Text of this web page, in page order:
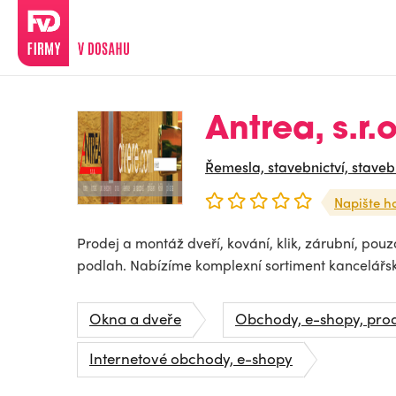
Antrea,
Řemesla, stavebnictví,
Napište
Prodej a montáž dveří, kování, klik, zárubní,
podlah. Nabízíme komplexní sortiment
Okna a dveře
Obchody, e-shopy,
Internetové obchody, e-shopy